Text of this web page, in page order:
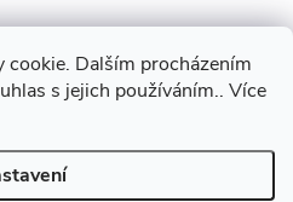
Dalším procházením
s jejich používáním.. Více